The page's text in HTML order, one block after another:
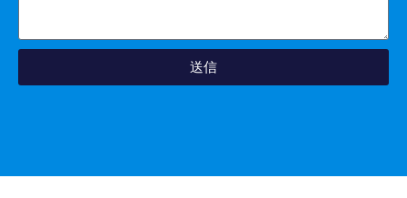
送信